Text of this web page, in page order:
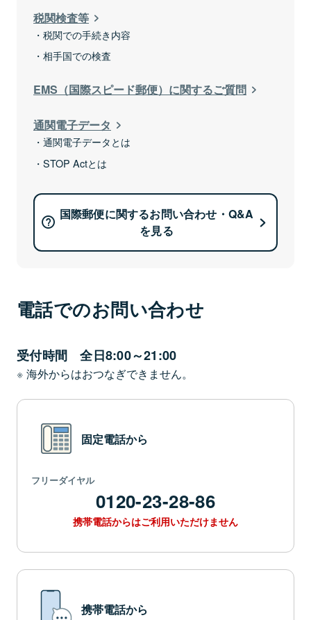
税関検査等
税関での手続き内容
相手国での検査
EMS（国際スピード郵便）に関するご質問
通関電子データ
通関電子データとは
STOP Actとは
国際郵便に関するお問い合わせ・Q&A
を見る
電話でのお問い合わせ
受付時間 全日8:00～21:00
海外からはおつなぎできません。
固定電話から
フリーダイヤル
0120-23-28-86
携帯電話からはご利用いただけません
携帯電話から